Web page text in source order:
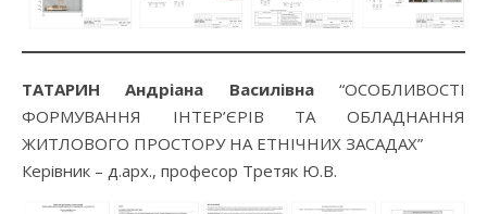
ТАТАРИН Андріана Василівна“ОСОБЛИВОСТІ
ФОРМУВАННЯ ІНТЕР’ЄРІВ ТА ОБЛАДНАННЯ
ЖИТЛОВОГО ПРОСТОРУ НА ЕТНІЧНИХ ЗАСАДАХ”
Керівник – д.арх., професор Третяк Ю.В.